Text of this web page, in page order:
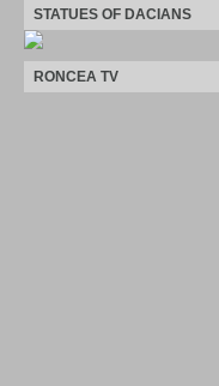
STATUES OF DACIANS
RONCEA TV